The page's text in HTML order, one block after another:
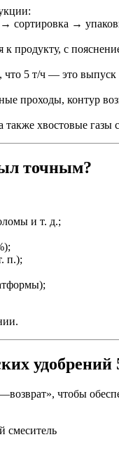
→
продукту, с
5 т/ч — это
проходы, контур
хвостовые
точным?
и т. д.;
п.);
удобрений
чтобы
смеситель